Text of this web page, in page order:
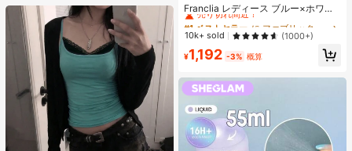
Franclia レディース ブルー×ホワイ
ト ストライプ ボタン付きシャーリン
グ Vネックシャツ 夏向け エフォート
レスシック ブラウス 通学・新学期向
け 春カジュアル
売り切れ間近！
#1 ベストセラー
売り切れ間近！
#1 ベストセラー
売り切れ間近！
#1 ベストセラー
に ファブリック 柔らかなオフィスブラウス
売り切れ間近！
10k+ sold (1000+)
¥1,192 -3% 概算